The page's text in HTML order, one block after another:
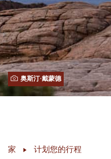
奥斯汀·戴蒙德
家 计划您的行程